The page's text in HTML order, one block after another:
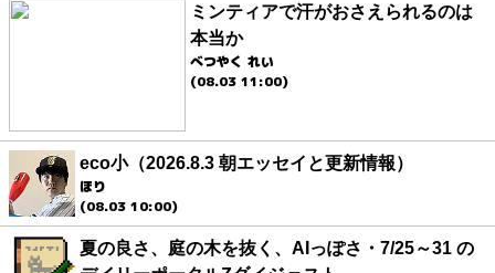
ミンティアで汗がおさえられるのは
本当か
べつやく れい
(08.03 11:00)
eco小（2026.8.3 朝エッセイと更新情報）
ほり
(08.03 10:00)
夏の良さ、庭の木を抜く、AIっぽさ・7/25～31 の